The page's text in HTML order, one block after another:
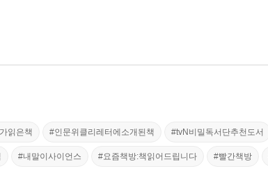
읽은책 #인문위클리레터에소개된책 #tvN비밀독서단추천도서
#내말이사이언스 #요즘책방:책읽어드립니다 #빨간책방